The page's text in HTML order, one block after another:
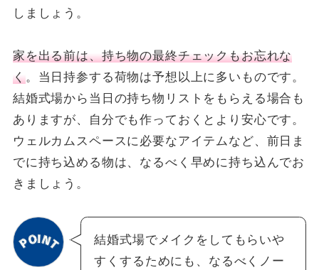
しましょう。
家を出る前は、持ち物の最終チェックもお忘れな
く。当日持参する荷物は予想以上に多いものです。
結婚式場から当日の持ち物リストをもらえる場合も
ありますが、自分でも作っておくとより安心です。
ウェルカムスペースに必要なアイテムなど、前日ま
でに持ち込める物は、なるべく早めに持ち込んでお
きましょう。
結婚式場でメイクをしてもらいや
すくするためにも、なるべくノー